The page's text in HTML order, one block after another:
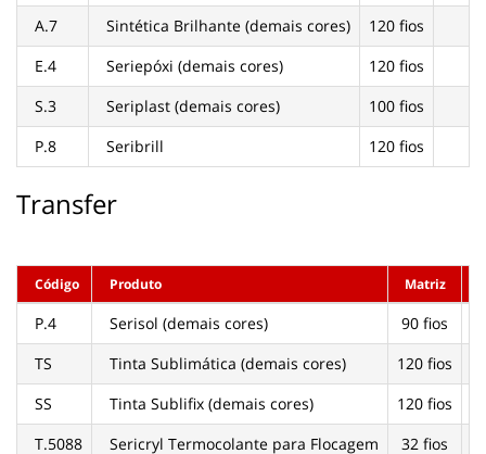
A.7
Sintética Brilhante (demais cores) 120 fios
E.4
Seriepóxi (demais cores) 120 fios
S.3
Seriplast (demais cores) 100 fios
P.8
Seribrill 120 fios
Transfer
Código Produto Matriz
P.4 Serisol (demais cores)
90 fios
TS
Tinta Sublimática (demais cores)
120 fios
SS
Tinta Sublifix (demais cores)
120 fios
T.5088
Sericryl Termocolante para Flocagem
32 fios